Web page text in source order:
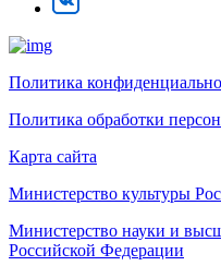
Политика
Политика обработки
Карта сайта
Министерство культуры
Министерство науки и
Российской Федерации